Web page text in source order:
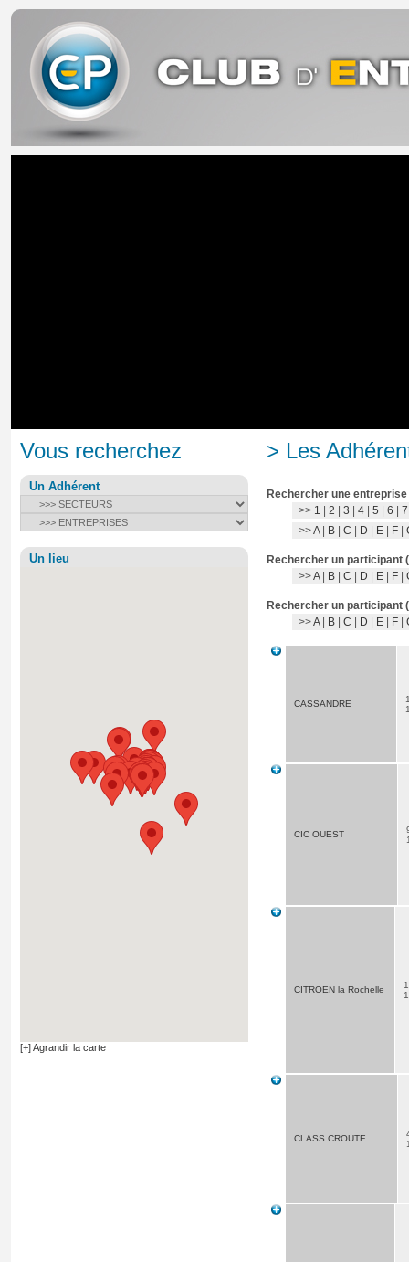
Vous recherchez
Un Adhérent
Un lieu
[+] Agrandir la carte
> Les
Rechercher une entreprise
>> 1 2 3 4 5 6 7
>>A| B C D E F
Rechercher un participant
>>A| B C D E F
Rechercher un participant
>>A| B C D E F
CASSANDRE
CIC OUEST
CITROEN la Rochelle
CLASS CROUTE